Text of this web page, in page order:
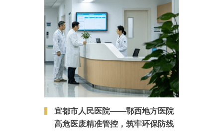
宜都市人民医院——鄂西地方医院
高危医废精准管控，筑牢环保防线